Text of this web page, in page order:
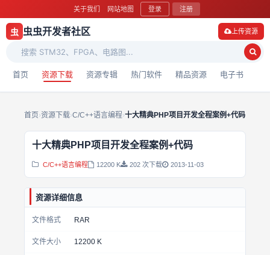
关于我们 网站地图 登录 注册
虫 虫虫开发者社区
首页 资源下载 资源专辑 热门软件 精品资源 电子书
上传资源
首页›资源下载›C/C++语言编程›十大精典PHP项目开发全程案例+代码
十大精典PHP项目开发全程案例+代码
C/C++语言编程 12200 K 202 次下载 2013-11-03
资源详细信息
文件格式 RAR
文件大小 12200 K